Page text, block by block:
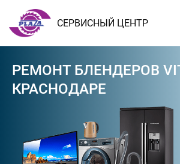
СЕРВИСНЫЙ ЦЕНТР
РЕМОНТ БЛЕНДЕРОВ
КРАСНОДАРЕ